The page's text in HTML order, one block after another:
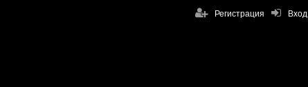
Вход
Регистрация